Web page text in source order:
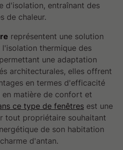
d'isolation, entraînant des
de chaleur.
représentent une solution
thermique des
une adaptation
architecturales, elles offrent
en termes d'efficacité
en matière de confort et
ce type de fenêtres est une
tout propriétaire souhaitant
de son habitation
d'antan.